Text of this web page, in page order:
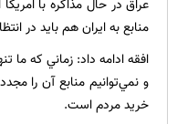
منابع به ايران هم بايد در
افقه ادامه داد: زماني كه
و نمي‌توانيم منابع آن را
خريد مردم است.